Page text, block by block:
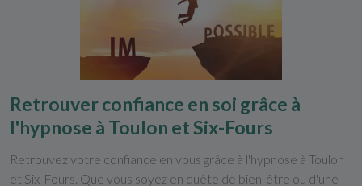
Retrouver confiance en soi grâce à
l'hypnose à Toulon et Six-Fours
Retrouvez votre confiance en vous grâce à l'hypnose à Toulon
et Six-Fours. Que vous soyez en quête de bien-être ou d'une